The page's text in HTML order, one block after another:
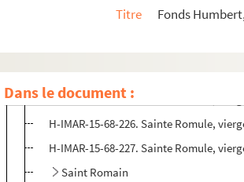
Titre
Fonds
Dans le document :
H-IMAR-15-66-222. Le Bienheureux
H-IMAR-15-67-223. Saint Rogatien,
H-IMAR-15-67-224. Saint Rotland
H-IMAR-15-68-225. Sainte Romule,
H-IMAR-15-68-226. Sainte Romule,
H-IMAR-15-68-227. Sainte Romule,
Saint Romain